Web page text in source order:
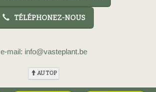
TÉLÉPHONEZ-NOUS
e-mail: info@vasteplant.be
AU TOP